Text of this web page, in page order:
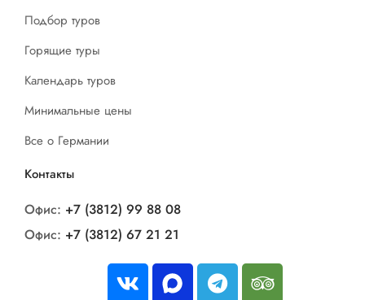
Подбор туров
Горящие туры
Календарь туров
Минимальные цены
Все о Германии
Контакты
Офис: +7 (3812) 99 88 08
Офис: +7 (3812) 67 21 21